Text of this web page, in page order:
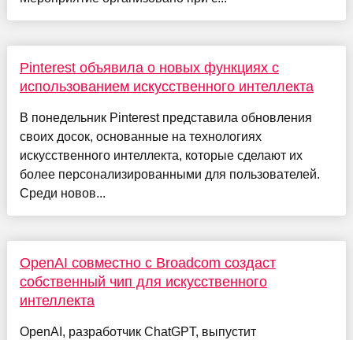
Pinterest объявила о новых функциях с
использованием искусственного интеллекта
В понедельник Pinterest представила обновления
своих досок, основанные на технологиях
искусственного интеллекта, которые сделают их
более персонализированными для пользователей.
Среди новов...
OpenAI совместно с Broadcom создаст
собственный чип для искусственного
интеллекта
OpenAI, разработчик ChatGPT, выпустит